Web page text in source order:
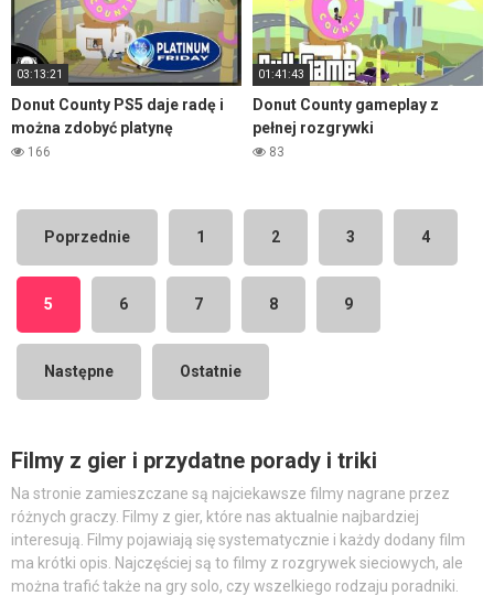
03:13:21
Donut County PS5 daje radę i
można zdobyć platynę
166
01:41:43
Donut County gameplay z
pełnej rozgrywki
83
Poprzednie 1 2 3 4
5 6 7 8 9
Następne Ostatnie
Filmy z gier i przydatne porady i triki
Na stronie zamieszczane są najciekawsze filmy nagrane przez
różnych graczy. Filmy z gier, które nas aktualnie najbardziej
interesują. Filmy pojawiają się systematycznie i każdy dodany film
ma krótki opis. Najczęściej są to filmy z rozgrywek sieciowych, ale
można trafić także na gry solo, czy wszelkiego rodzaju poradniki.